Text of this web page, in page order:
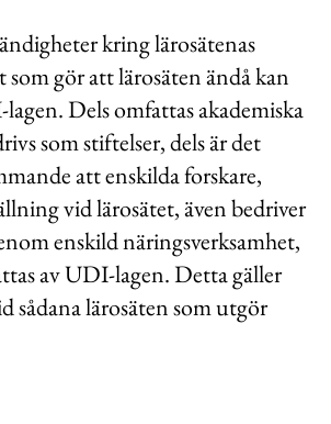
kring lärosätenas
som gör att lärosäten ändå kan
Dels omfattas akademiska
som stiftelser, dels är det
att enskilda forskare,
vid lärosätet, även bedriver
enskild näringsverksamhet,
av UDI-lagen. Detta gäller
sådana lärosäten som utgör